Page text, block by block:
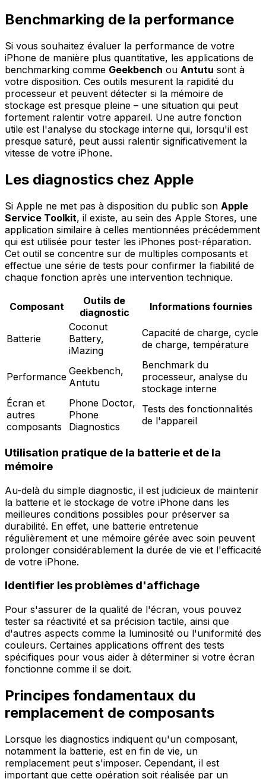
Benchmarking de la performance
Si vous souhaitez évaluer la performance de votre
iPhone de manière plus quantitative, les applications de
benchmarking comme Geekbench ou Antutu sont à
votre disposition. Ces outils mesurent la rapidité du
processeur et peuvent détecter si la mémoire de
stockage est presque pleine – une situation qui peut
fortement ralentir votre appareil. Une autre fonction
utile est l'analyse du stockage interne qui, lorsqu'il est
presque saturé, peut aussi ralentir significativement la
vitesse de votre iPhone.
Les diagnostics chez Apple
Si Apple ne met pas à disposition du public son Apple
Service Toolkit, il existe, au sein des Apple Stores, une
application similaire à celles mentionnées précédemment
qui est utilisée pour tester les iPhones post-réparation.
Cet outil se concentre sur de multiples composants et
effectue une série de tests pour confirmer la fiabilité de
chaque fonction après une intervention technique.
Composant
Outils de
diagnostic
Informations fournies
Batterie
Coconut
Battery,
iMazing
Capacité de charge, cycle
de charge, température
Performance Geekbench,
Antutu
Benchmark du
processeur, analyse du
stockage interne
Écran et
autres
composants
Phone Doctor,
Phone
Diagnostics
Tests des fonctionnalités
de l'appareil
Utilisation pratique de la batterie et de la
mémoire
Au-delà du simple diagnostic, il est judicieux de maintenir
la batterie et le stockage de votre iPhone dans les
meilleures conditions possibles pour préserver sa
durabilité. En effet, une batterie entretenue
régulièrement et une mémoire gérée avec soin peuvent
prolonger considérablement la durée de vie et l'efficacité
de votre iPhone.
Identifier les problèmes d'affichage
Pour s'assurer de la qualité de l'écran, vous pouvez
tester sa réactivité et sa précision tactile, ainsi que
d'autres aspects comme la luminosité ou l'uniformité des
couleurs. Certaines applications offrent des tests
spécifiques pour vous aider à déterminer si votre écran
fonctionne comme il se doit.
Principes fondamentaux du
remplacement de composants
Lorsque les diagnostics indiquent qu'un composant,
notamment la batterie, est en fin de vie, un
remplacement peut s'imposer. Cependant, il est
important que cette opération soit réalisée par un